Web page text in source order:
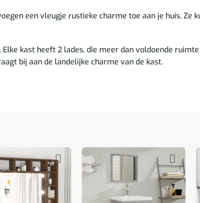
een vleugje rustieke charme toe aan je huis.
kast heeft 2 lades, die meer dan voldoende
​​bij aan de landelijke charme van de kast.